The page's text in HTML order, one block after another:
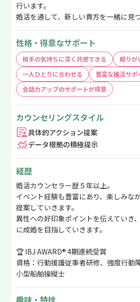
行います。
婚活を通して、新しい貴方を一緒に見
性格・得意なサポート
相手の気持ちに深く共感できる
頼りが
一人ひとりに合わせる
豊富な婚活サポ
会話力アップのサポートが得意
カウンセリングスタイル
具体的アクション提案
データ根拠の積極提示
経歴
婚活カウンセラー歴５年以上。
イベント経験も豊富にあり、楽しみな
提案していきます。
異性への好印象ポイントを伝えていき
に成婚を目指していきます。
🏆 IBJ AWARD® 4期連続受賞
資格：行動援護従事者研修、強度行動
小型船舶操縦士
趣味・特技